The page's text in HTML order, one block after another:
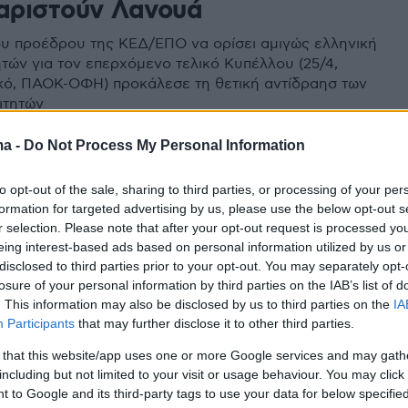
- Do Not Process My Personal Information
opt-out of the sale, sharing to third parties, or processing of your
for targeted advertising by us, please use the below opt-out
selection. Please note that after your opt-out request is processed
interest-based ads based on personal information utilized by us
to third parties prior to your opt-out. You may separately
of your personal information by third parties on the IAB’s list of
This information may also be disclosed by us to third parties on the
Participants that may further disclose it to other third parties.
that this website/app uses one or more Google services and may
but not limited to your visit or usage behaviour. You may
to Google and its third-party tags to use your data for below
Λανουά
προέδρου της ΚΕΔ/ΕΠΟ να ορίσει αμιγώς ελληνική
για τον επερχόμενο τελικό Κυπέλλου (25/4,
ΠΑΟΚ-ΟΦΗ) προκάλεσε τη θετική αντίδραησ των
στον διαιτητή VAR του
Στη θέση του Εστέβες ο
θα είναι τελικά ο διαιτητής στο VAR,
τη θέση του Μπρούνο Εστέβες, όπως γνωστοποίησε
που εξέδωσε η ΚΕΔ